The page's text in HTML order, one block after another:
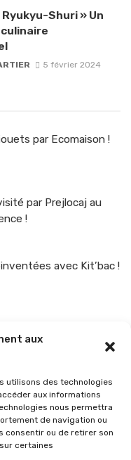
aux
utilisons des technologies
aux informations
nous permettra
de navigation ou
consentir ou de retirer son
certaines
Shuri » Un
5 février 2024
par Ecomaison !
par Prejlocaj au
!
avec Kit’bac !